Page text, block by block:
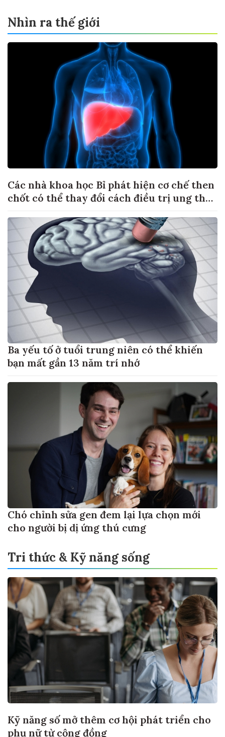
Nhìn ra thế giới
Các nhà khoa học Bỉ phát hiện cơ chế then
chốt có thể thay đổi cách điều trị ung thư
Ba yếu tố ở tuổi trung niên có thể khiến
bạn mất gần 13 năm trí nhớ
Chó chỉnh sửa gen đem lại lựa chọn mới
cho người bị dị ứng thú cưng
Tri thức & Kỹ năng sống
Kỹ năng số mở thêm cơ hội phát triển cho
phụ nữ từ cộng đồng